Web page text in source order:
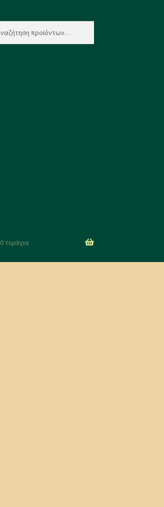
0 τεμάχια